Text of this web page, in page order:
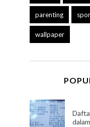
parenting
wallpaper